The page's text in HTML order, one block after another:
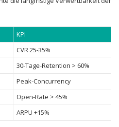
KPI
CVR 25-35%
30-Tage-Retention > 60%
Peak-Concurrency
Open-Rate > 45%
ARPU +15%